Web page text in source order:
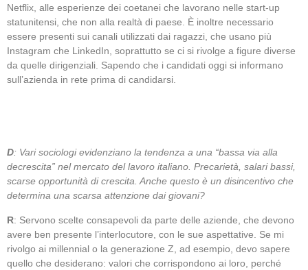
Netflix, alle esperienze dei coetanei che lavorano nelle start-up
statunitensi, che non alla realtà di paese. È inoltre necessario
essere presenti sui canali utilizzati dai ragazzi, che usano più
Instagram che LinkedIn, soprattutto se ci si rivolge a figure diverse
da quelle dirigenziali. Sapendo che i candidati oggi si informano
sull’azienda in rete prima di candidarsi.
D: Vari sociologi evidenziano la tendenza a una “bassa via alla
decrescita” nel mercato del lavoro italiano. Precarietà, salari bassi,
scarse opportunità di crescita. Anche questo è un disincentivo che
determina una scarsa attenzione dai giovani?
R: Servono scelte consapevoli da parte delle aziende, che devono
avere ben presente l’interlocutore, con le sue aspettative. Se mi
rivolgo ai millennial o la generazione Z, ad esempio, devo sapere
quello che desiderano: valori che corrispondono ai loro, perché